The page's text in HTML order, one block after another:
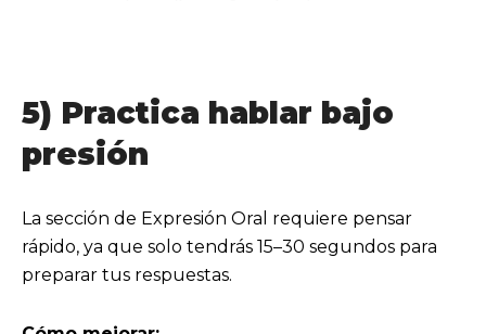
5) Practica hablar bajo
presión
La sección de Expresión Oral requiere pensar
rápido, ya que solo tendrás 15–30 segundos para
preparar tus respuestas.